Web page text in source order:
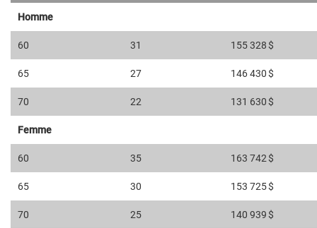
Homme
60 31 155 328 $
65 27 146 430 $
70 22 131 630 $
Femme
60 35 163 742 $
65 30 153 725 $
70 25 140 939 $